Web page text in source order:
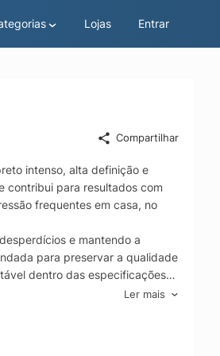
Lojas Entrar
Compartilhar
intenso, alta definição e
contribui para resultados com
frequentes em casa, no
e mantendo a
para preservar a qualidade
dentro das especificações
Ler mais